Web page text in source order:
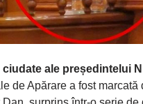
ciudate ale președintelui
de Apărare a fost